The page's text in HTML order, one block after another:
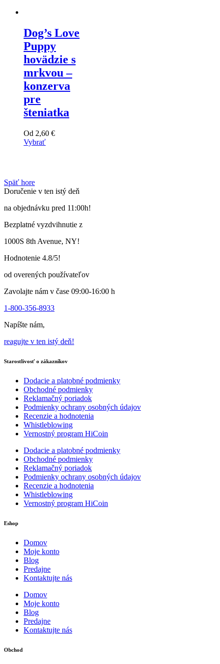
Dog’s Love
Puppy
hovädzie s
mrkvou –
konzerva
pre
šteniatka
Od 2,60 €
Vybrať
variantov.
Varianty
môžete
vybrať
na
stránke
Späť hore
Doručenie v ten istý deň
na objednávku pred 11:00h!
Bezplatné vyzdvihnutie z
1000S 8th Avenue, NY!
Hodnotenie 4.8/5!
od overených používateľov
Zavolajte nám v čase 09:00-16:00 h
1-800-356-8933
Napíšte nám,
reagujte v ten istý deň!
Starostlivosť o zákazníkov
Dodacie a platobné podmienky
Obchodné podmienky
Reklamačný poriadok
Podmienky ochrany osobných údajov
Recenzie a hodnotenia
Whistleblowing
Vernostný program HiCoin
Dodacie a platobné podmienky
Obchodné podmienky
Reklamačný poriadok
Podmienky ochrany osobných údajov
Recenzie a hodnotenia
Whistleblowing
Vernostný program HiCoin
Eshop
Domov
Moje konto
Blog
Predajne
Kontaktujte nás
Domov
Moje konto
Blog
Predajne
Kontaktujte nás
Obchod